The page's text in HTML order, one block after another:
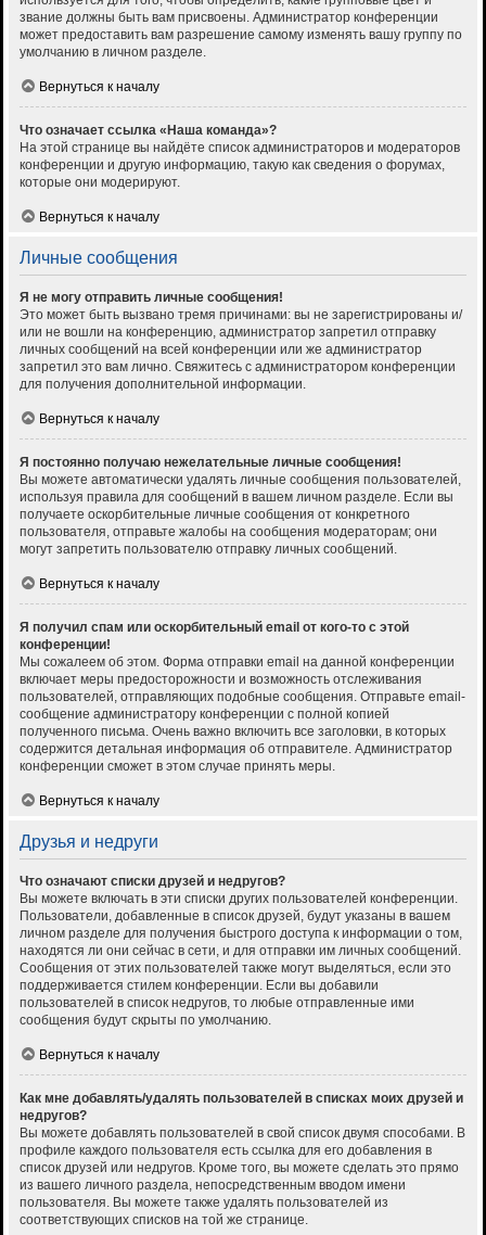
звание должны быть вам присвоены. Администратор конференции
может предоставить вам разрешение самому изменять вашу группу по
умолчанию в личном разделе.
Вернуться к началу
Что означает ссылка «Наша команда»?
На этой странице вы найдёте список администраторов и модераторов
конференции и другую информацию, такую как сведения о форумах,
которые они модерируют.
Вернуться к началу
Личные сообщения
Я не могу отправить личные сообщения!
Это может быть вызвано тремя причинами: вы не зарегистрированы и/
или не вошли на конференцию, администратор запретил отправку
личных сообщений на всей конференции или же администратор
запретил это вам лично. Свяжитесь с администратором конференции
для получения дополнительной информации.
Вернуться к началу
Я постоянно получаю нежелательные личные сообщения!
Вы можете автоматически удалять личные сообщения пользователей,
используя правила для сообщений в вашем личном разделе. Если вы
получаете оскорбительные личные сообщения от конкретного
пользователя, отправьте жалобы на сообщения модераторам; они
могут запретить пользователю отправку личных сообщений.
Вернуться к началу
Я получил спам или оскорбительный email от кого-то с этой
конференции!
Мы сожалеем об этом. Форма отправки email на данной конференции
включает меры предосторожности и возможность отслеживания
пользователей, отправляющих подобные сообщения. Отправьте email-
сообщение администратору конференции с полной копией
полученного письма. Очень важно включить все заголовки, в которых
содержится детальная информация об отправителе. Администратор
конференции сможет в этом случае принять меры.
Вернуться к началу
Друзья и недруги
Что означают списки друзей и недругов?
Вы можете включать в эти списки других пользователей конференции.
Пользователи, добавленные в список друзей, будут указаны в вашем
личном разделе для получения быстрого доступа к информации о том,
находятся ли они сейчас в сети, и для отправки им личных сообщений.
Сообщения от этих пользователей также могут выделяться, если это
поддерживается стилем конференции. Если вы добавили
пользователей в список недругов, то любые отправленные ими
сообщения будут скрыты по умолчанию.
Вернуться к началу
Как мне добавлять/удалять пользователей в списках моих друзей и
недругов?
Вы можете добавлять пользователей в свой список двумя способами. В
профиле каждого пользователя есть ссылка для его добавления в
список друзей или недругов. Кроме того, вы можете сделать это прямо
из вашего личного раздела, непосредственным вводом имени
пользователя. Вы можете также удалять пользователей из
соответствующих списков на той же странице.